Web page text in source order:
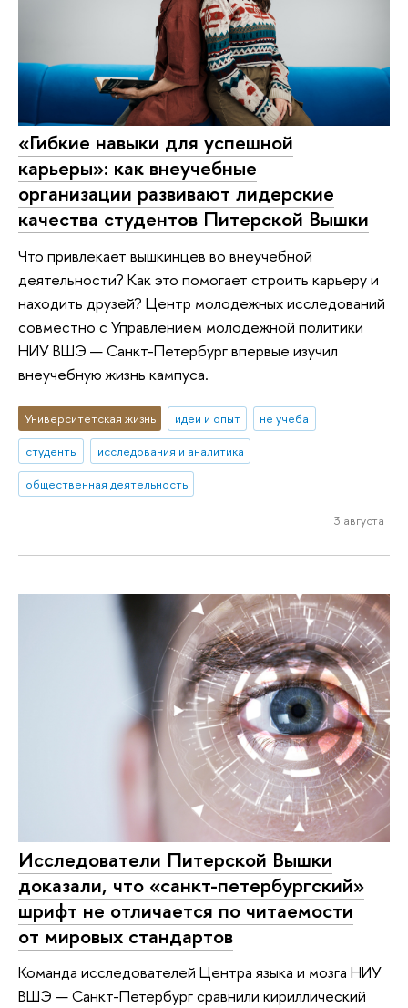
«Гибкие навыки для успешной
карьеры»: как внеучебные
организации развивают лидерские
качества студентов Питерской Вышки
Что привлекает вышкинцев во внеучебной
деятельности? Как это помогает строить карьеру и
находить друзей? Центр молодежных исследований
совместно с Управлением молодежной политики
НИУ ВШЭ — Санкт-Петербург впервые изучил
внеучебную жизнь кампуса.
Университетская жизнь идеи и опыт
не учеба
студенты
исследования и аналитика
общественная деятельность
3 августа
Исследователи Питерской Вышки
доказали, что «санкт-петербургский»
шрифт не отличается по читаемости
от мировых стандартов
Команда исследователей Центра языка и мозга НИУ
ВШЭ — Санкт-Петербург сравнили кириллический